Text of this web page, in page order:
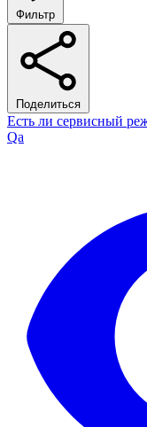
Фильтр
Поделиться
Есть ли сервисный
Qa